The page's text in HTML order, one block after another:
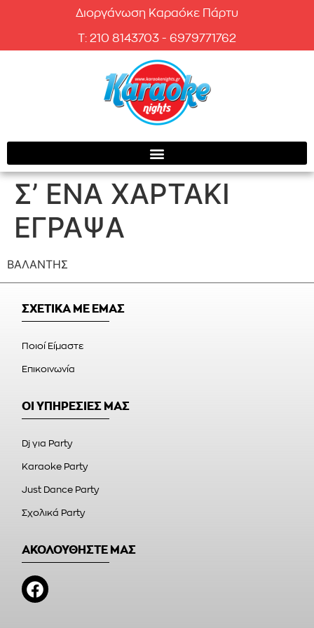
Διοργάνωση Καραόκε Πάρτυ
T: 210 8143703 - 6979771762
Σ’ ΕΝΑ ΧΑΡΤΑΚΙ
ΕΓΡΑΨΑ
ΒΑΛΑΝΤΗΣ
ΣΧΕΤΙΚΑ ΜΕ ΕΜΑΣ
Ποιοί Είμαστε
Επικοινωνία
ΟΙ ΥΠΗΡΕΣΙΕΣ ΜΑΣ
Dj για Party
Karaoke Party
Just Dance Party
Σχολικά Party
ΑΚΟΛΟΥΘΗΣΤΕ ΜΑΣ